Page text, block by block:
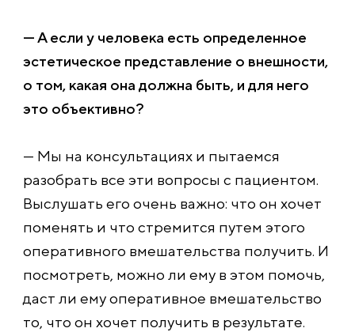
— А если у человека есть определенное
эстетическое представление о внешности,
о том, какая она должна быть, и для него
это объективно?
— Мы на консультациях и пытаемся
разобрать все эти вопросы с пациентом.
Выслушать его очень важно: что он хочет
поменять и что стремится путем этого
оперативного вмешательства получить. И
посмотреть, можно ли ему в этом помочь,
даст ли ему оперативное вмешательство
то, что он хочет получить в результате.